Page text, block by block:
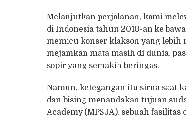
​Melanjutkan perjalanan, kami
di Indonesia tahun 2010-an ke
memicu konser klakson yang
mejamkan mata masih di dunia,
sopir yang semakin beringas.
​Namun, ketegangan itu sirna saat
dan bising menandakan tujuan
Academy (MPSJA), sebuah